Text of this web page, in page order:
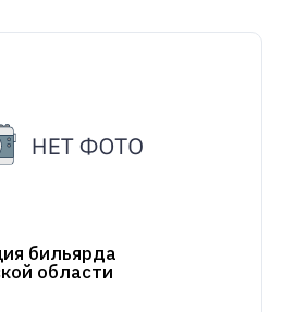
бильярда
области